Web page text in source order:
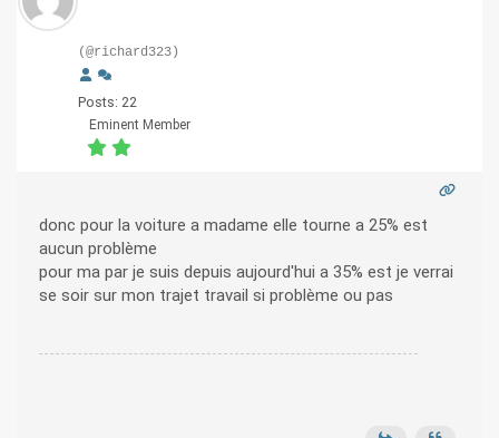
(@richard323)
Posts: 22
Eminent Member
donc pour la voiture a madame elle tourne a 25% est
aucun problème
pour ma par je suis depuis aujourd'hui a 35% est je verrai
se soir sur mon trajet travail si problème ou pas